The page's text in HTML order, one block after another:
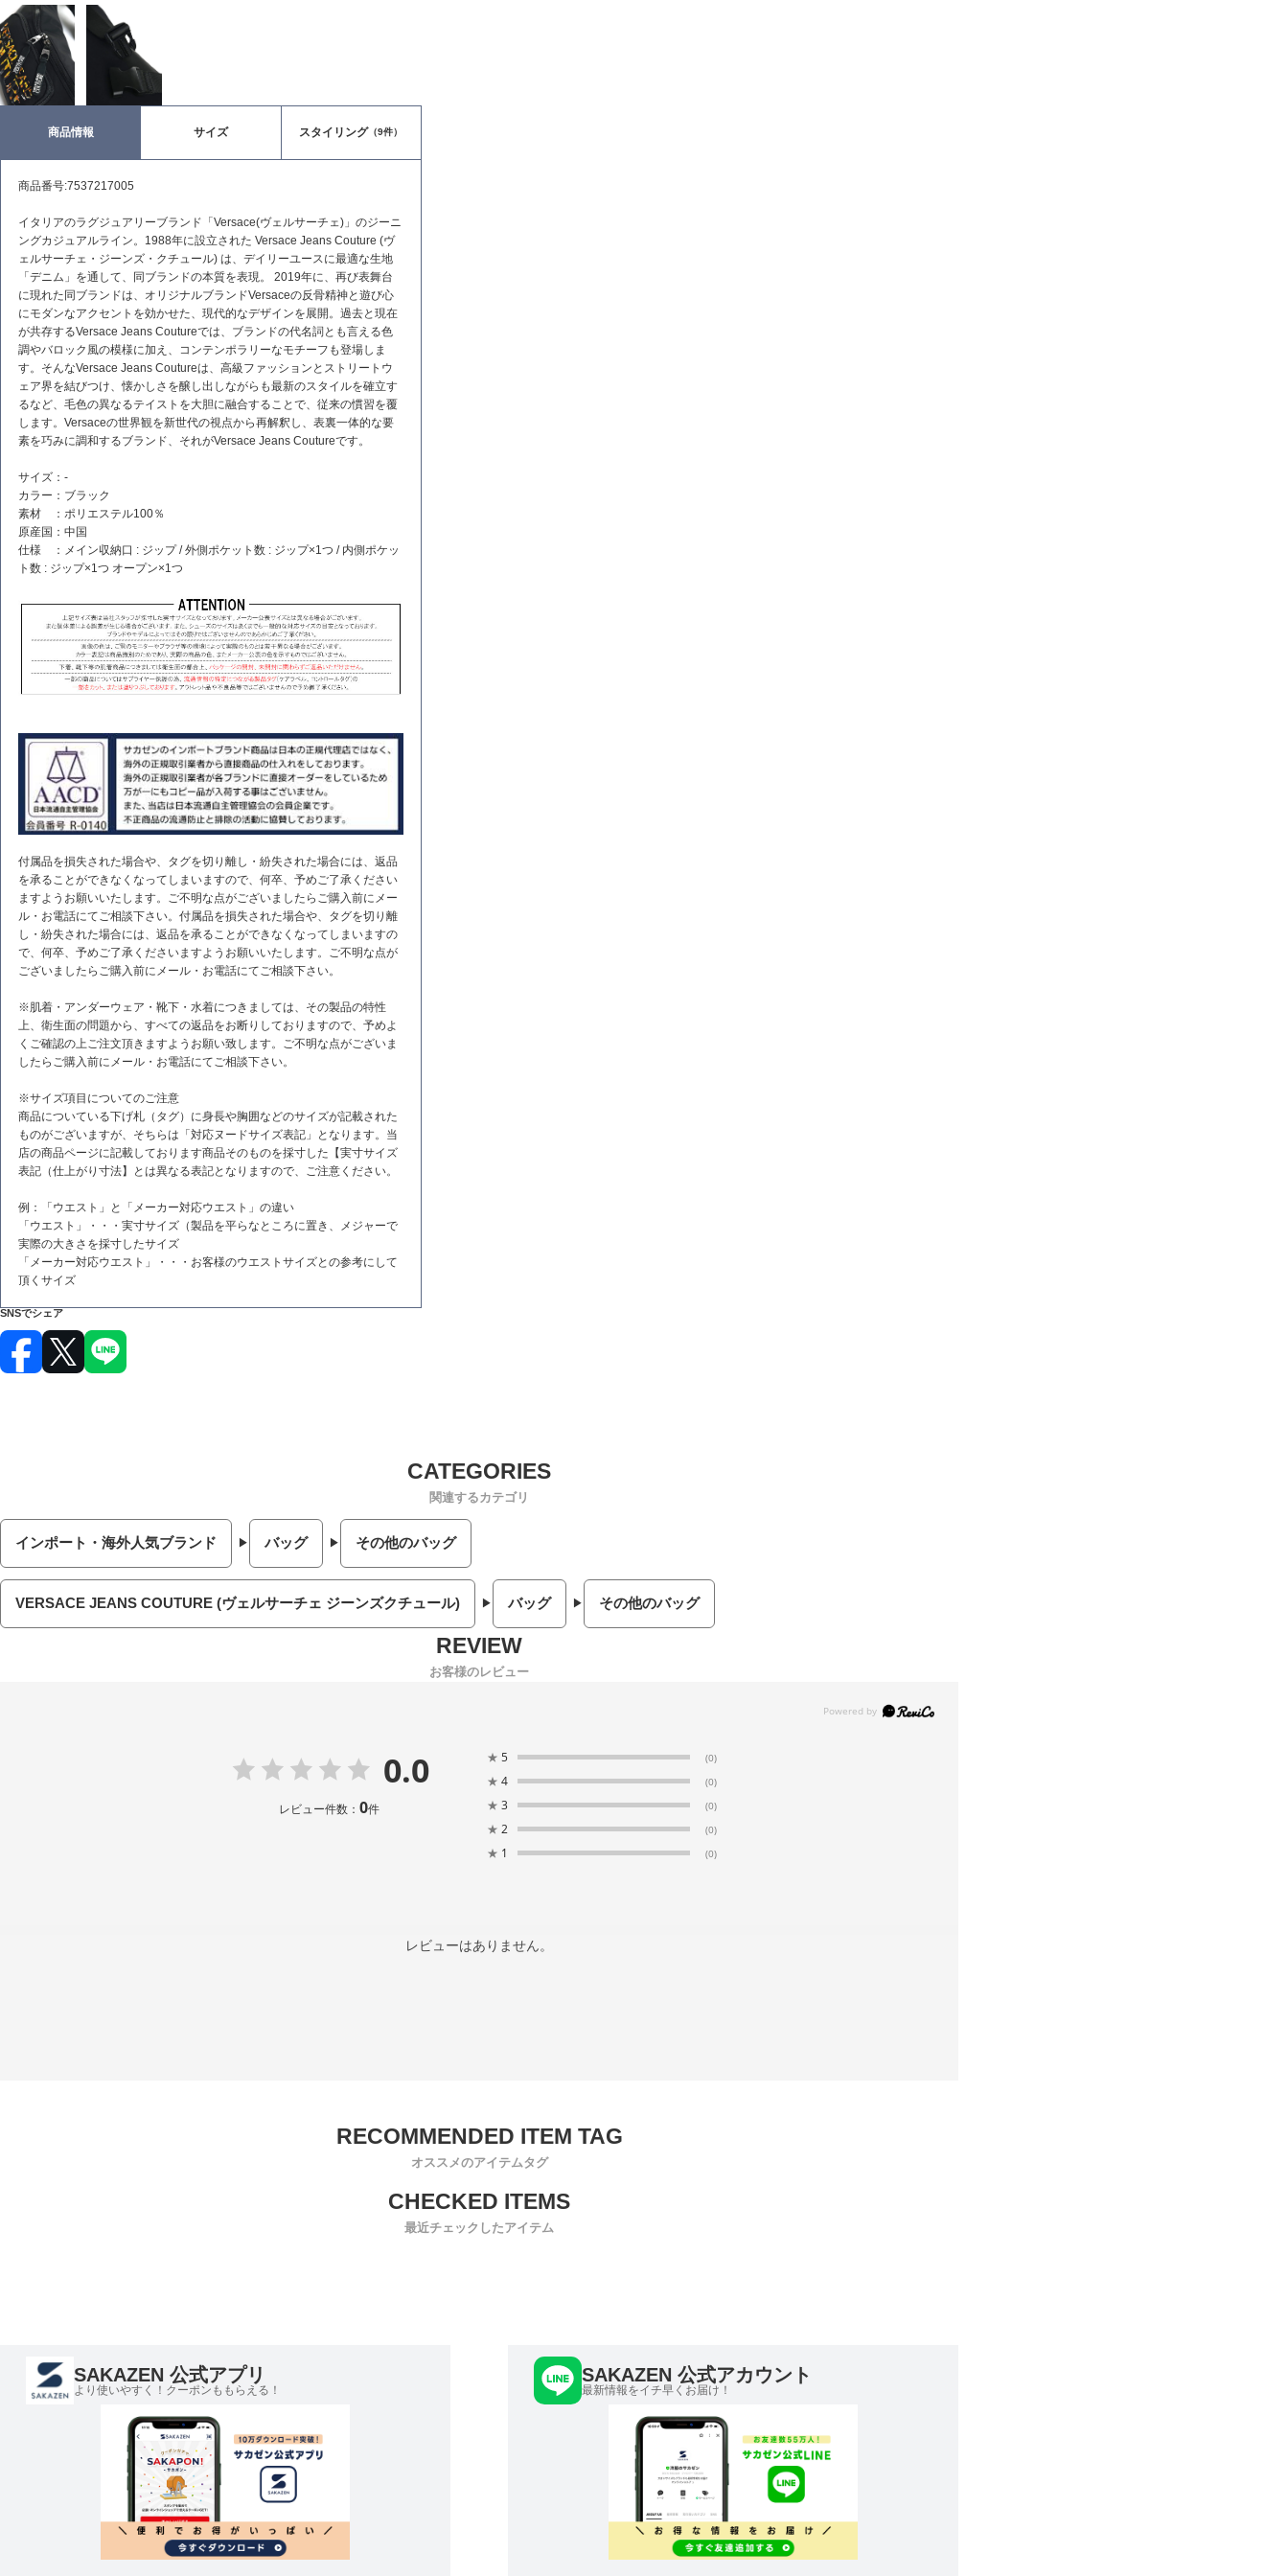
商品情報 サイズ スタイリング（9件）
商品番号:7537217005
イタリアのラグジュアリーブランド「Versace(ヴェルサーチェ)」のジーニ
ングカジュアルライン。1988年に設立された Versace Jeans Couture (ヴ
ェルサーチェ・ジーンズ・クチュール) は、デイリーユースに最適な生地
「デニム」を通して、同ブランドの本質を表現。 2019年に、再び表舞台
に現れた同ブランドは、オリジナルブランドVersaceの反骨精神と遊び心
にモダンなアクセントを効かせた、現代的なデザインを展開。過去と現在
が共存するVersace Jeans Coutureでは、ブランドの代名詞とも言える色
調やバロック風の模様に加え、コンテンポラリーなモチーフも登場しま
す。そんなVersace Jeans Coutureは、高級ファッションとストリートウ
ェア界を結びつけ、懐かしさを醸し出しながらも最新のスタイルを確立す
るなど、毛色の異なるテイストを大胆に融合することで、従来の慣習を覆
します。Versaceの世界観を新世代の視点から再解釈し、表裏一体的な要
素を巧みに調和するブランド、それがVersace Jeans Coutureです。
サイズ：-
カラー：ブラック
素材 ：ポリエステル100％
原産国：中国
仕様 ：メイン収納口 : ジップ / 外側ポケット数 : ジップ×1つ / 内側ポケッ
ト数 : ジップ×1つ オープン×1つ
付属品を損失された場合や、タグを切り離し・紛失された場合には、返品
を承ることができなくなってしまいますので、何卒、予めご了承ください
ますようお願いいたします。ご不明な点がございましたらご購入前にメー
ル・お電話にてご相談下さい。付属品を損失された場合や、タグを切り離
し・紛失された場合には、返品を承ることができなくなってしまいますの
で、何卒、予めご了承くださいますようお願いいたします。ご不明な点が
ございましたらご購入前にメール・お電話にてご相談下さい。
※肌着・アンダーウェア・靴下・水着につきましては、その製品の特性
上、衛生面の問題から、すべての返品をお断りしておりますので、予めよ
くご確認の上ご注文頂きますようお願い致します。ご不明な点がございま
したらご購入前にメール・お電話にてご相談下さい。
※サイズ項目についてのご注意
商品についている下げ札（タグ）に身長や胸囲などのサイズが記載された
ものがございますが、そちらは「対応ヌードサイズ表記」となります。当
店の商品ページに記載しております商品そのものを採寸した【実寸サイズ
表記（仕上がり寸法】とは異なる表記となりますので、ご注意ください。
例：「ウエスト」と「メーカー対応ウエスト」の違い
「ウエスト」・・・実寸サイズ（製品を平らなところに置き、メジャーで
実際の大きさを採寸したサイズ
「メーカー対応ウエスト」・・・お客様のウエストサイズとの参考にして
頂くサイズ
SNSでシェア
関連するカテゴリ
インポート・海外人気ブランド バッグ その他のバッグ
VERSACE JEANS COUTURE (ヴェルサーチェ ジーンズクチュール) バッグ その他のバッグ
お客様のレビュー
0.0
レビュー件数： 0件
★ 5 (0)
★ 4 (0)
★ 3 (0)
★ 2 (0)
★ 1 (0)
レビューはありません。
オススメのアイテムタグ
最近チェックしたアイテム
SAKAZEN 公式アプリ
より使いやすく！クーポンももらえる！
SAKAZEN 公式アカウント
最新情報をイチ早くお届け！